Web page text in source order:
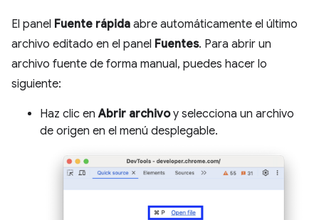
El panel Fuente rápida abre automáticamente el último
archivo editado en el panel Fuentes. Para abrir un
archivo fuente de forma manual, puedes hacer lo
siguiente:
Haz clic enAbrir archivoy selecciona un archivo
de origen en el menú desplegable.